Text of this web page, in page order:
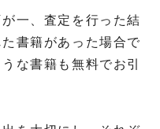
一、査定を行った結
書籍があった場合で
な書籍も無料でお引